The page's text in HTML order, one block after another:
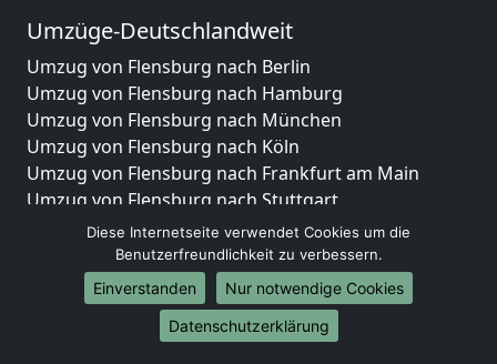
Umzüge-Deutschlandweit
Umzug von Flensburg nach Berlin
Umzug von Flensburg nach Hamburg
Umzug von Flensburg nach München
Umzug von Flensburg nach Köln
Umzug von Flensburg nach Frankfurt am Main
Umzug von Flensburg nach Stuttgart
Umzug von Flensburg nach Düsseldorf
Umzug von Flensburg nach Leipzig
Umzug von Flensburg nach Dortmund
Umzug von Flensburg nach Essen
Umzug von Flensburg nach Bremen
Diese Internetseite verwendet Cookies um die
Benutzerfreundlichkeit zu verbessern.
Einverstanden
Nur notwendige Cookies
Datenschutzerklärung